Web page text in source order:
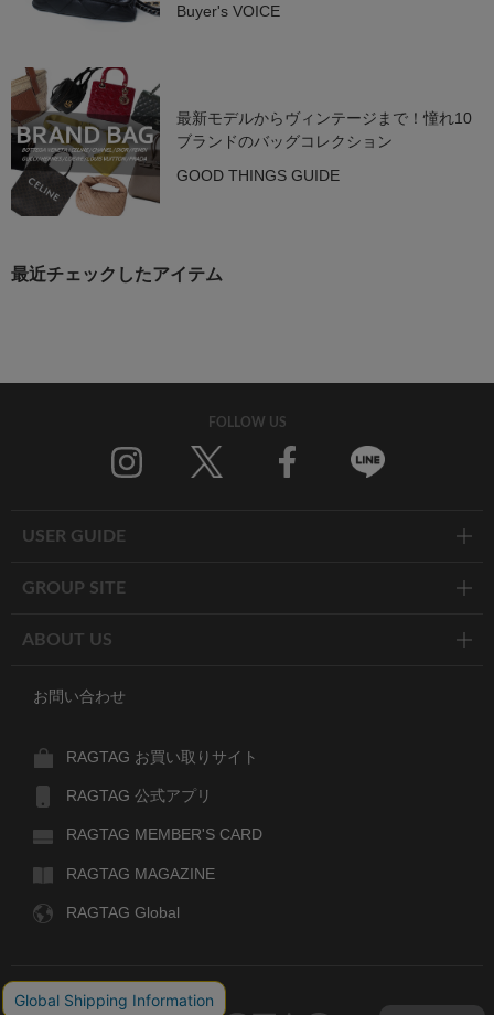
Buyer's VOICE
最新モデルからヴィンテージまで！憧れ10
ブランドのバッグコレクション
GOOD THINGS GUIDE
最近チェックしたアイテム
FOLLOW US
USER GUIDE
GROUP SITE
ABOUT US
お問い合わせ
RAGTAG お買い取りサイト
RAGTAG 公式アプリ
RAGTAG MEMBER'S CARD
RAGTAG MAGAZINE
RAGTAG Global